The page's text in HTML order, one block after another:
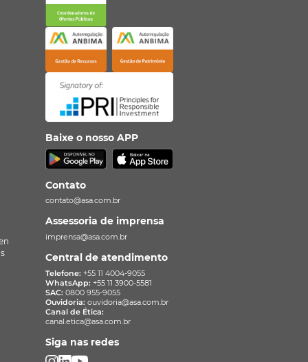
Baixe o nosso APP
Contato
contato@asa.com.br
Assessoria de imprensa
imprensa@asa.com.br
Central de atendimento
Telefone: +55 11 4004-9055
WhatsApp: +55 11 3900-5581
SAC: 0800 955-9055
Ouvidoria: ouvidoria@asa.com.br
Canal de Ética:
canal.etica@asa.com.br
Siga nas redes